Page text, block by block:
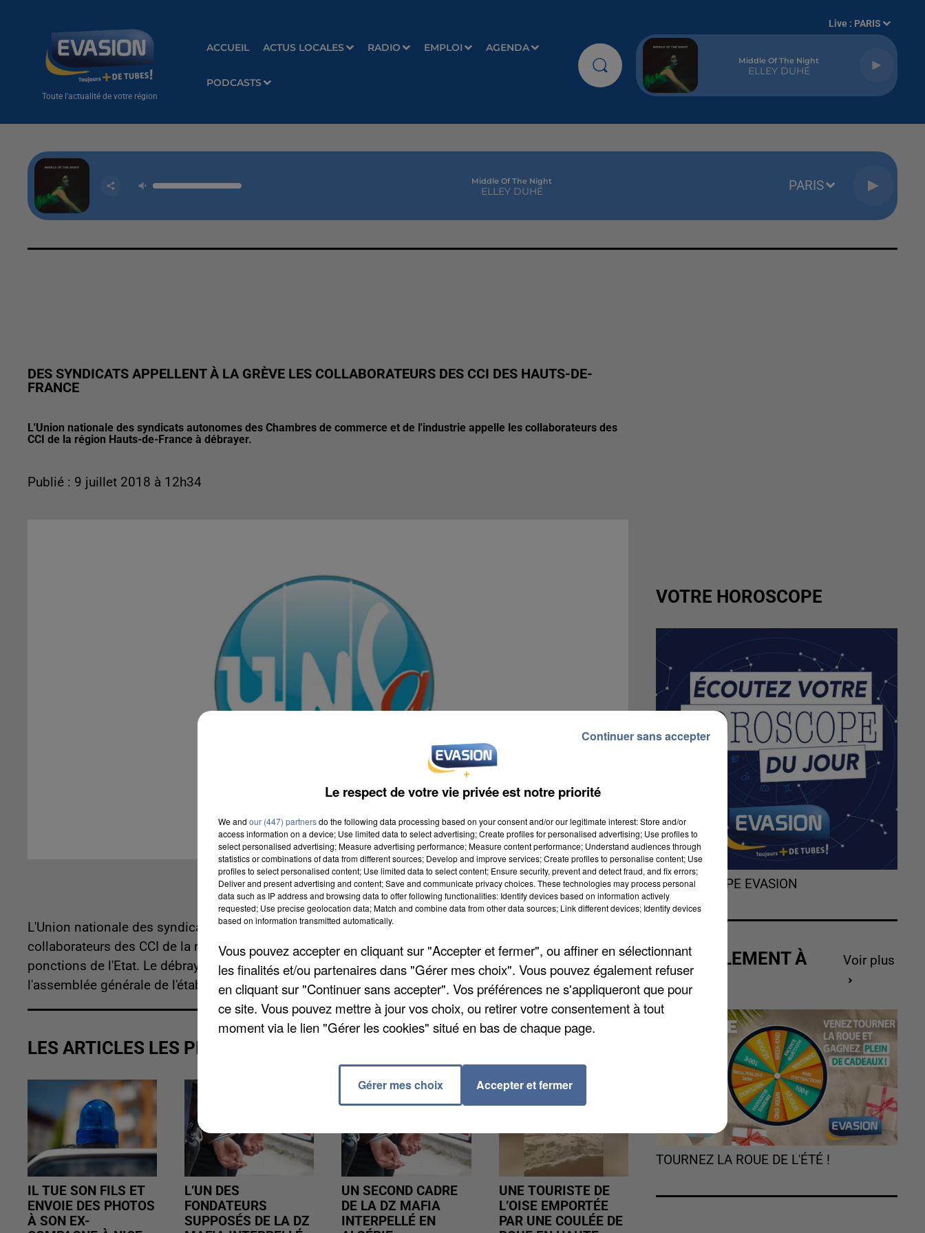
Toute l'actualité de votre région
ACCUEIL ACTUS LOCALES RADIO EMPLOI AGENDA
PODCASTS
Live : PARIS
Middle Of The Night
ELLEY DUHÉ
Middle Of The Night
ELLEY DUHÉ PARIS
DES SYNDICATS APPELLENT À LA GRÈVE LES COLLABORATEURS DES CCI DES HAUTS-DE-
FRANCE
L'Union nationale des syndicats autonomes des Chambres de commerce et de l'industrie appelle les collaborateurs des
CCI de la région Hauts-de-France à débrayer.
Publié : 9 juillet 2018 à 12h34
L'Union nationale des syndicats autonomes des Chambres de commerce et de l'industrie appelle les
collaborateurs des CCI de la région Hauts-de-France à débrayer demain. Ils protestent contre les
ponctions de l'Etat. Le débrayage aura lieu entre 9h30 et 11h lorsque Bruno Le Maire sera à
l'assemblée générale de l'établissement national CCI France.
LES ARTICLES LES PLUS VUS
IL TUE SON FILS ET
ENVOIE DES PHOTOS
À SON EX-
L’UN DES
FONDATEURS
SUPPOSÉS DE LA DZ
UN SECOND CADRE
DE LA DZ MAFIA
INTERPELLÉ EN
UNE TOURISTE DE
L’OISE EMPORTÉE
PAR UNE COULÉE DE
VOTRE HOROSCOPE
L'HOROSCOPE EVASION
ACTUELLEMENT À
GAGNER
Voir plus
TOURNEZ LA ROUE DE L'ÉTÉ !
Le respect de votre vie privée est notre priorité
We and our (447) partnersdo the following data processing based on your consent and/or our legitimate interest: Store and/or
access information on a device; Use limited data to select advertising; Create profiles for personalised advertising; Use profiles to
select personalised advertising; Measure advertising performance; Measure content performance; Understand audiences through
statistics or combinations of data from different sources; Develop and improve services; Create profiles to personalise content; Use
profiles to select personalised content; Use limited data to select content; Ensure security, prevent and detect fraud, and fix errors;
Deliver and present advertising and content; Save and communicate privacy choices. These technologies may process personal
data such as IP address and browsing data to offer following functionalities: Identify devices based on information actively
requested; Use precise geolocation data; Match and combine data from other data sources; Link different devices; Identify devices
based on information transmitted automatically.
Vous pouvez accepter en cliquant sur "Accepter et fermer", ou affiner en sélectionnant
les finalités et/ou partenaires dans "Gérer mes choix". Vous pouvez également refuser
en cliquant sur "Continuer sans accepter". Vos préférences ne s'appliqueront que pour
ce site. Vous pouvez mettre à jour vos choix, ou retirer votre consentement à tout
moment via le lien "Gérer les cookies" situé en bas de chaque page.
Gérer mes choix Accepter et fermer
Continuer sans accepter